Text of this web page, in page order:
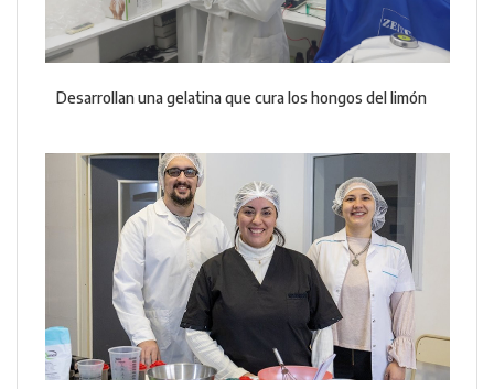
Desarrollan una gelatina que cura los hongos del limón